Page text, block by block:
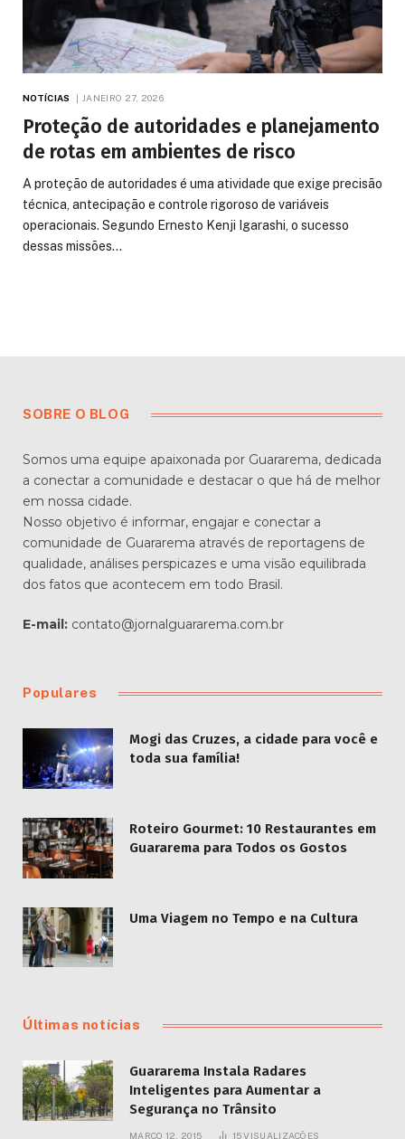
NOTÍCIAS JANEIRO 27, 2026
Proteção de autoridades e planejamento
de rotas em ambientes de risco
A proteção de autoridades é uma atividade que exige precisão
técnica, antecipação e controle rigoroso de variáveis
operacionais. Segundo Ernesto Kenji Igarashi, o sucesso
dessas missões…
SOBRE O BLOG
Somos uma equipe apaixonada por Guararema, dedicada
a conectar a comunidade e destacar o que há de melhor
em nossa cidade.
Nosso objetivo é informar, engajar e conectar a
comunidade de Guararema através de reportagens de
qualidade, análises perspicazes e uma visão equilibrada
dos fatos que acontecem em todo Brasil.
E-mail: contato@jornalguararema.com.br
Populares
Mogi das Cruzes, a cidade para você e
toda sua família!
Roteiro Gourmet: 10 Restaurantes em
Guararema para Todos os Gostos
Uma Viagem no Tempo e na Cultura
Últimas notícias
Guararema Instala Radares
Inteligentes para Aumentar a
Segurança no Trânsito
MARÇO 12, 2015 15VISUALIZAÇÕES